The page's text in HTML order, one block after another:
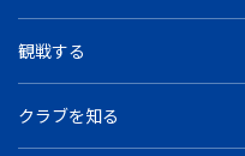
観戦する
クラブを知る